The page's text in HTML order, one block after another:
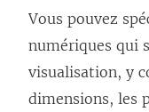
Vous pouvez
numériques qui
visualisation, y
dimensions, les